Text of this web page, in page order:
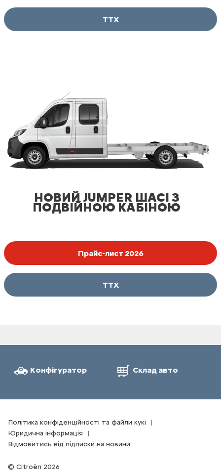
ТТХ
НОВИЙ JUMPER ШАСІ З
ПОДВІЙНОЮ КАБІНОЮ
Прайс-лист 2026
ТТХ
Конфігуратор Склад авто
Citroën 2026
Політика конфіденційності та файли кукі
Юридична інформація
Відмовитись від підписки на новини